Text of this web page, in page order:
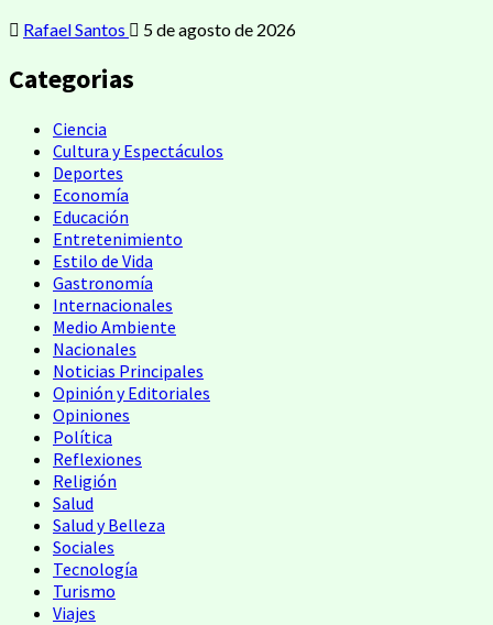
Rafael Santos 5 de agosto de 2026
Categorias
Ciencia
Cultura y Espectáculos
Deportes
Economía
Educación
Entretenimiento
Estilo de Vida
Gastronomía
Internacionales
Medio Ambiente
Nacionales
Noticias Principales
Opinión y Editoriales
Opiniones
Política
Reflexiones
Religión
Salud
Salud y Belleza
Sociales
Tecnología
Turismo
Viajes